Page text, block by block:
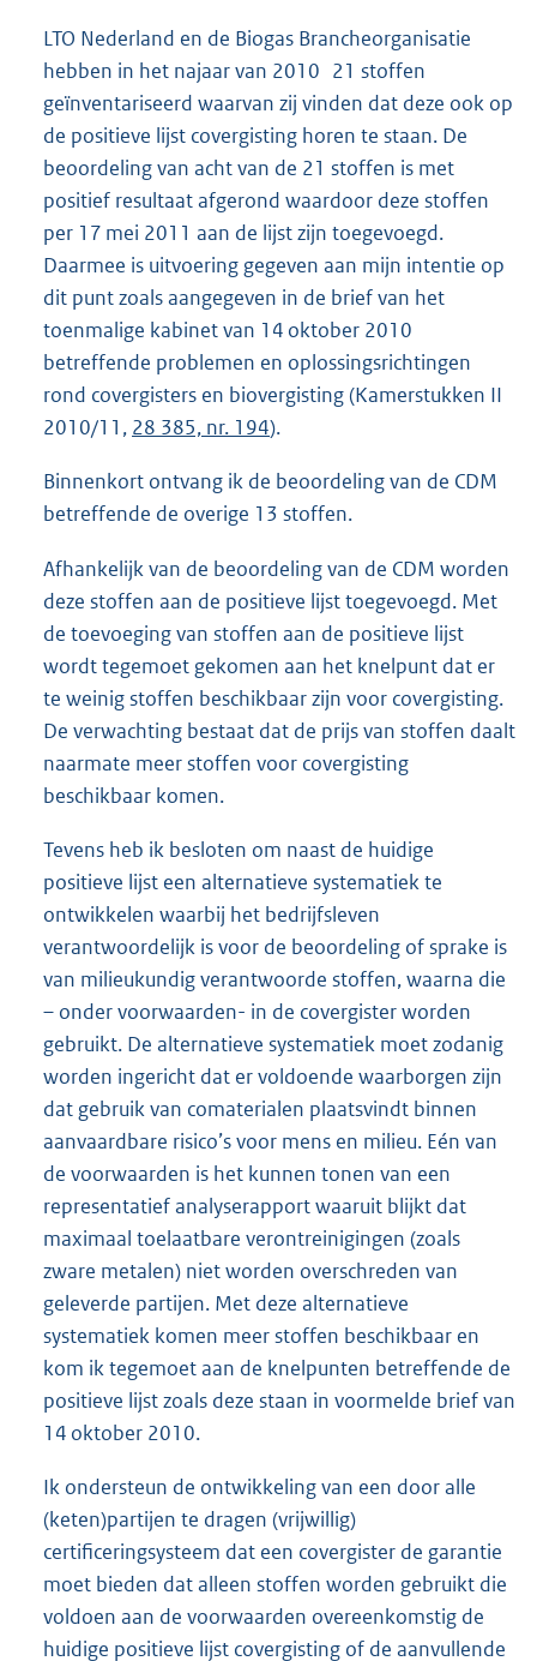
LTO Nederland en de Biogas Brancheorganisatie
hebben in het najaar van 2010 21 stoffen
geïnventariseerd waarvan zij vinden dat deze ook op
de positieve lijst covergisting horen te staan. De
beoordeling van acht van de 21 stoffen is met
positief resultaat afgerond waardoor deze stoffen
per 17 mei 2011 aan de lijst zijn toegevoegd.
Daarmee is uitvoering gegeven aan mijn intentie op
dit punt zoals aangegeven in de brief van het
toenmalige kabinet van 14 oktober 2010
betreffende problemen en oplossingsrichtingen
rond covergisters en biovergisting (Kamerstukken II
2010/11, 28 385, nr. 194).
Binnenkort ontvang ik de beoordeling van de CDM
betreffende de overige 13 stoffen.
Afhankelijk van de beoordeling van de CDM worden
deze stoffen aan de positieve lijst toegevoegd. Met
de toevoeging van stoffen aan de positieve lijst
wordt tegemoet gekomen aan het knelpunt dat er
te weinig stoffen beschikbaar zijn voor covergisting.
De verwachting bestaat dat de prijs van stoffen daalt
naarmate meer stoffen voor covergisting
beschikbaar komen.
Tevens heb ik besloten om naast de huidige
positieve lijst een alternatieve systematiek te
ontwikkelen waarbij het bedrijfsleven
verantwoordelijk is voor de beoordeling of sprake is
van milieukundig verantwoorde stoffen, waarna die
– onder voorwaarden- in de covergister worden
gebruikt. De alternatieve systematiek moet zodanig
worden ingericht dat er voldoende waarborgen zijn
dat gebruik van comaterialen plaatsvindt binnen
aanvaardbare risico’s voor mens en milieu. Eén van
de voorwaarden is het kunnen tonen van een
representatief analyserapport waaruit blijkt dat
maximaal toelaatbare verontreinigingen (zoals
zware metalen) niet worden overschreden van
geleverde partijen. Met deze alternatieve
systematiek komen meer stoffen beschikbaar en
kom ik tegemoet aan de knelpunten betreffende de
positieve lijst zoals deze staan in voormelde brief van
14 oktober 2010.
Ik ondersteun de ontwikkeling van een door alle
(keten)partijen te dragen (vrijwillig)
certificeringsysteem dat een covergister de garantie
moet bieden dat alleen stoffen worden gebruikt die
voldoen aan de voorwaarden overeenkomstig de
huidige positieve lijst covergisting of de aanvullende